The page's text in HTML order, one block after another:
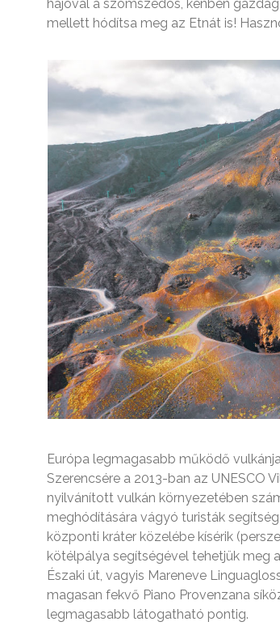
hajóval a szomszédos, kénben
mellett hódítsa meg az Etnát is!
Európa legmagasabb működő
Szerencsére a 2013-­ban az UNESCO
nyilvánított vulkán környezetében
meghódítására vágyó turisták
központi kráter közelébe kísérik
kötélpálya segítségével tehetjük meg
Északi út, vagyis Mareneve
magasan fekvő Piano Provenzana
legmagasabb látogatható pontig.